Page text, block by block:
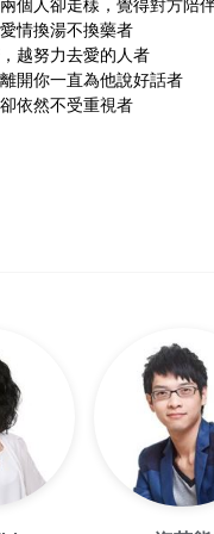
情換湯不換藥者
越努力去愛的人者
開你一直為他說好話者
依然不受重視者